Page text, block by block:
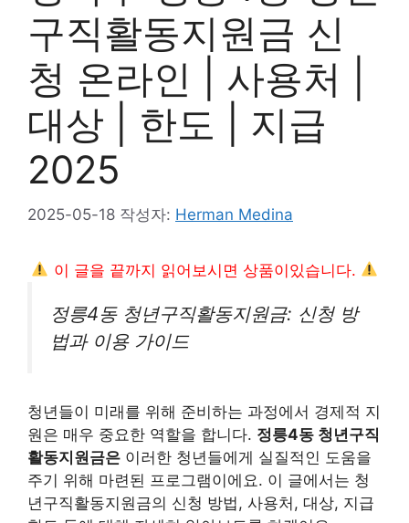
구직활동지원금 신
청 온라인 | 사용처 |
대상 | 한도 | 지급
2025
2025-05-18 작성자: Herman Medina
이 글을 끝까지 읽어보시면 상품이있습니다.
정릉4동 청년구직활동지원금: 신청 방
법과 이용 가이드
청년들이 미래를 위해 준비하는 과정에서 경제적 지
원은 매우 중요한 역할을 합니다. 정릉4동 청년구직
활동지원금은 이러한 청년들에게 실질적인 도움을
주기 위해 마련된 프로그램이에요. 이 글에서는 청
년구직활동지원금의 신청 방법, 사용처, 대상, 지급